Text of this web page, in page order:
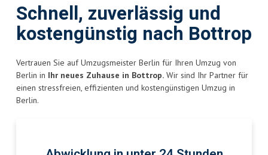
Schnell, zuverlässig und
kostengünstig nach Bottrop
Vertrauen Sie auf Umzugsmeister Berlin für Ihren Umzug von
Berlin in Ihr neues Zuhause in Bottrop. Wir sind Ihr Partner für
einen stressfreien, effizienten und kostengünstigen Umzug in
Berlin.